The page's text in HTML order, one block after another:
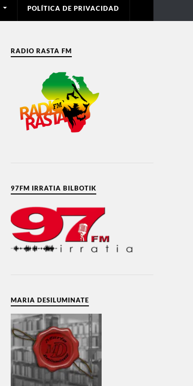
POLÍTICA DE PRIVACIDAD
RADIO RASTA FM
97FM IRRATIA BILBOTIK
MARIA DESILUMINATE